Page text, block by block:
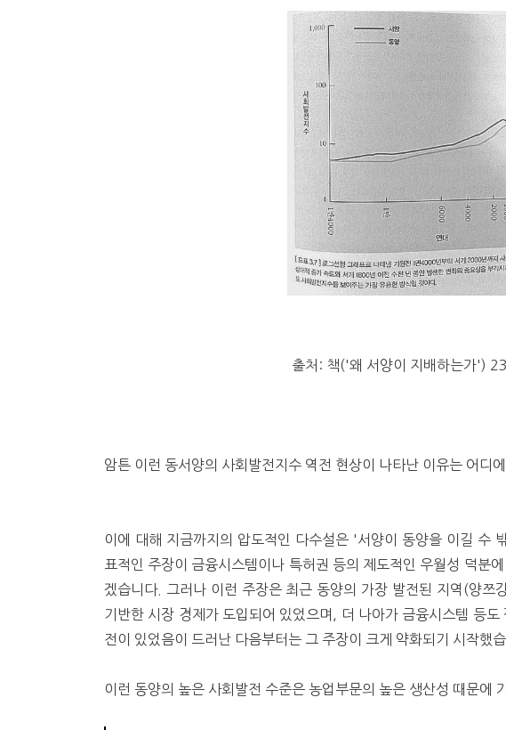
출처: 책('왜 서양이 지배하는가')
암튼 이런 동서양의 사회발전지수 역전 현상이 나타난 이유는 어디
이에 대해 지금까지의 압도적인 다수설은 '서양이 동양을 이길 수
표적인 주장이 금융시스템이나 특허권 등의 제도적인 우월성 덕분
겠습니다. 그러나 이런 주장은 최근 동양의 가장 발전된 지역(양쯔
기반한 시장 경제가 도입되어 있었으며, 더 나아가 금융시스템 등
전이 있었음이 드러난 다음부터는 그 주장이 크게 약화되기 시작했
이런 동양의 높은 사회발전 수준은 농업부문의 높은 생산성 때문에